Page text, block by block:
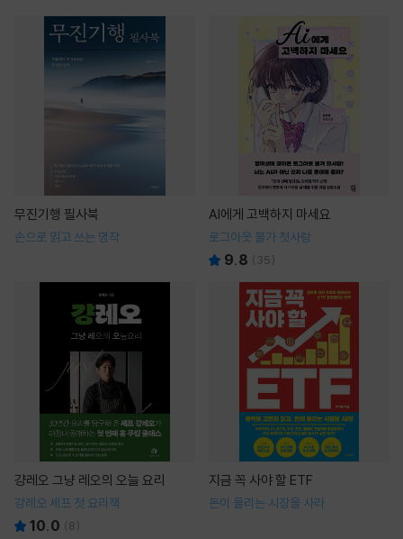
무진기행 필사북
손으로 읽고 쓰는 명작
AI에게 고백하지 마세요
로그아웃 불가 첫사랑
9.8 ( 35)
걍레오 그냥 레오의 오늘 요리
강레오 셰프 첫 요리책
10.0 (8)
지금 꼭 사야 할 ETF
돈이 몰리는 시장을 사라